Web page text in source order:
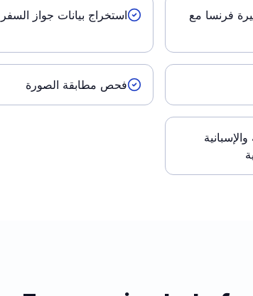
فرنسا مع
استخراج بيانات جواز
فحص مطابقة الصورة